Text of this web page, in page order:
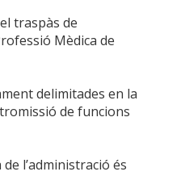
el traspàs de
Mèdica de
delimitades en la
de funcions
l’administració és